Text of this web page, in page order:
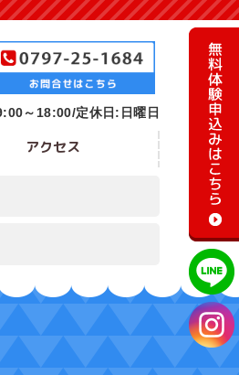
～18:00/定休日:日曜日
アクセス